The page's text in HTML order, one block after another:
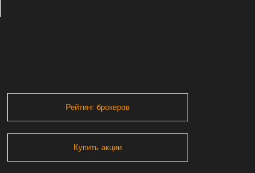
Рейтинг брокеров
Купить акции